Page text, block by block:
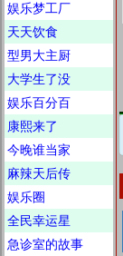
娱乐梦工厂
天天饮食
型男大主厨
大学生了没
娱乐百分百
康熙来了
今晚谁当家
麻辣天后传
娱乐圈
全民幸运星
急诊室的故事